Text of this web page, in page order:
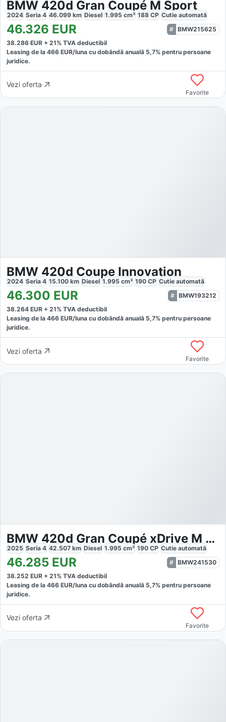
BMW 420d Gran Coupé M Sport
2024 Seria 4 46.099 km Diesel 1.995 cm³ 188 CP Cutie automată
46.326 EUR
BMW215625
38.286 EUR + 21% TVA deductibil
Leasing de la 466 EUR/luna cu dobăndă anuală 5,7% pentru persoane
juridice.
Vezi oferta
Favorite
BMW 420d Coupe Innovation
2024 Seria 4 15.100 km Diesel 1.995 cm³ 190 CP Cutie automată
46.300 EUR
BMW193212
38.264 EUR + 21% TVA deductibil
Leasing de la 466 EUR/luna cu dobăndă anuală 5,7% pentru persoane
juridice.
Vezi oferta
Favorite
BMW 420d Gran Coupé xDrive M Sport Pro
2025 Seria 4 42.507 km Diesel 1.995 cm³ 190 CP Cutie automată
46.285 EUR
BMW241530
38.252 EUR + 21% TVA deductibil
Leasing de la 466 EUR/luna cu dobăndă anuală 5,7% pentru persoane
juridice.
Vezi oferta
Favorite